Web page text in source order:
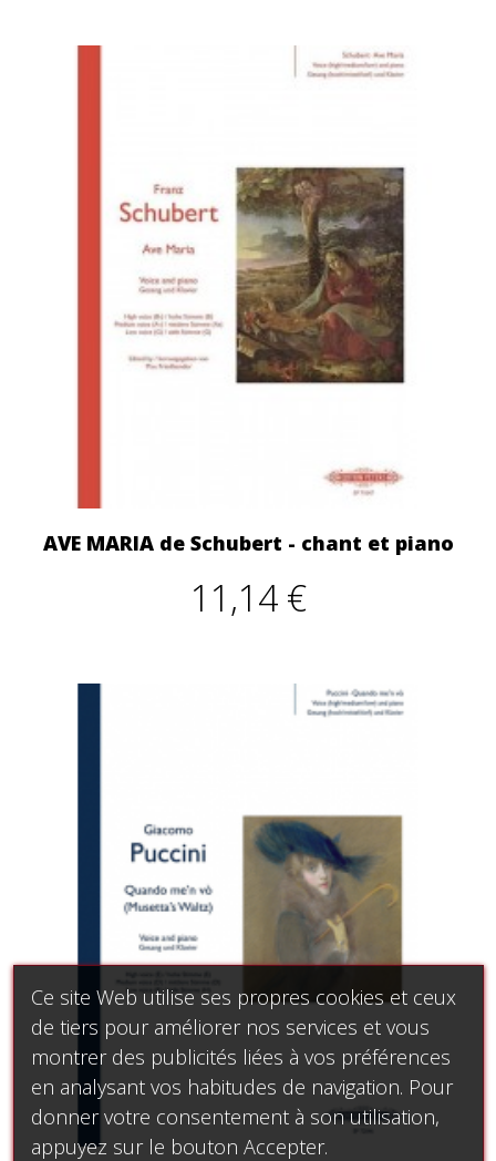
AVE MARIA de Schubert - chant et piano
11,14 €
Ce site Web utilise ses propres cookies et ceux
de tiers pour améliorer nos services et vous
montrer des publicités liées à vos préférences
en analysant vos habitudes de navigation. Pour
donner votre consentement à son utilisation,
appuyez sur le bouton Accepter.